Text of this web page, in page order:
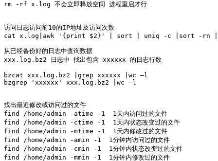
rm -rf x.log 不会立即释放空间 进程重启才行
访问日志访问前10的IP地址及访问次数
cat x.log|awk '{print $2}' | sort | uniq -c |sort -rn
从已经备份好的日志中查询数据
xxx.log.bz2 日志中 找出包含 xxxxxx 的日志行数
bzcat xxx.log.bz2 |grep xxxxxx |wc –l
bzgrep 'xxxxxx' xxx.log.bz2 |wc –l
找出最近修改或访问过的文件
find /home/admin -atime -1  1天内访问过的文件
find /home/admin -ctime -1  1天内状态改变过的文件
find /home/admin -mtime -1  1天内修改过的文件
find /home/admin -amin -1  1分钟内访问过的文件
find /home/admin -cmin -1  1分钟内状态改变过的文件